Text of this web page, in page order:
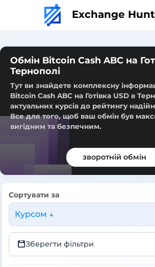
Exchange
Обмін Bitcoin Cash ABC на
Тернополі
Тут ви знайдете комплексну
Bitcoin Cash ABC на Готівка USD в
актуальних курсів до рейтингу
Все для того, щоб ваш обмін був
вигідним та безпечним.
зворотній обмін
Сортувати за
Курсом ↓
Зберегти фільтри